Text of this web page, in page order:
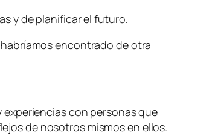
y de planificar el futuro.
encontrado de otra
con personas que
de nosotros mismos en ellos.